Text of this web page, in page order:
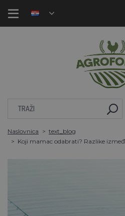
Naslovnica
text_blog
Koji mamac odabrati? Razlike